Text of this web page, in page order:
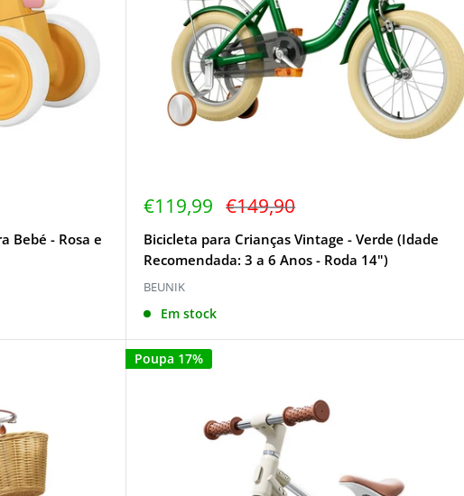
Bebé - Rosa e
Preço
venda
€119,99 Preço
regular
€149,90
Bicicleta para Crianças Vintage - Verde (Idade
Recomendada: 3 a 6 Anos - Roda 14")
BEUNIK
Em stock
Poupa 17%
Inscreve-te!